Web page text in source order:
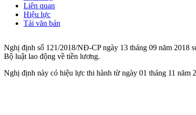
Liên quan
Hiệu lực
Tải văn bản
Nghị định số 121/2018/NĐ-CP ngày 13 tháng 09 năm 2018
Bộ luật lao động về tiền lương.
Nghị định này có hiệu lực thi hành từ ngày 01 tháng 11 năm